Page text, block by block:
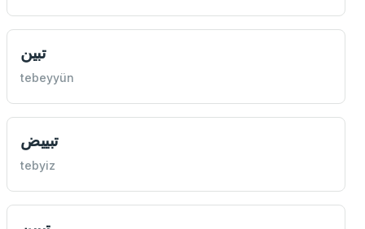
تبين
tebeyyün
تبييض
tebyiz